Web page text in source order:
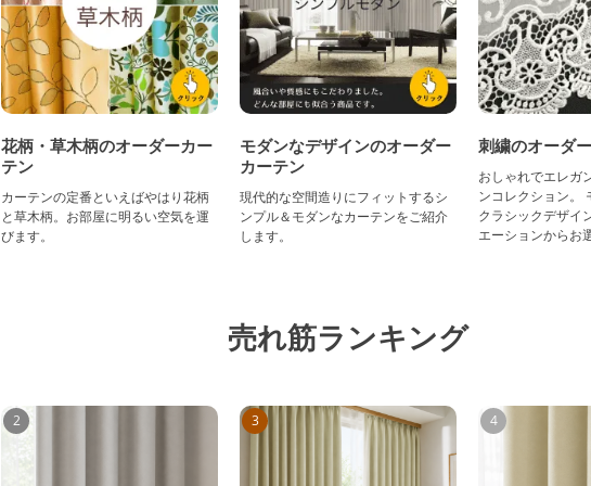
花柄・草木柄のオーダーカー
テン
カーテンの定番といえばやはり花柄
と草木柄。お部屋に明るい空気を運
びます。
モダンなデザインのオーダー
カーテン
現代的な空間造りにフィットするシ
ンプル＆モダンなカーテンをご紹介
します。
刺繍のオーダ
おしゃれでエレガ
ンコレクション。
クラシックデザイ
エーションからお
売れ筋ランキング
2 3 4